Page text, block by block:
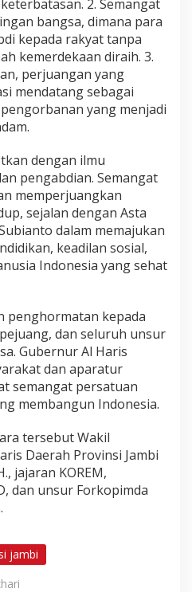
2. Semangat
bangsa, dimana para
kepada rakyat tanpa
kemerdekaan diraih. 3.
perjuangan yang
mendatang sebagai
yang menjadi
dengan ilmu
pengabdian. Semangat
memperjuangkan
sejalan dengan Asta
dalam memajukan
keadilan sosial,
Indonesia yang sehat
penghormatan kepada
dan seluruh unsur
Gubernur Al Haris
dan aparatur
semangat persatuan
membangun Indonesia.
tersebut Wakil
Daerah Provinsi Jambi
jajaran KOREM,
dan unsur Forkopimda
jambi